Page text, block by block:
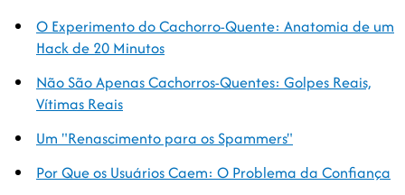
O Experimento do Cachorro-Quente: Anatomia de um
Hack de 20 Minutos
Não São Apenas Cachorros-Quentes: Golpes Reais,
Vítimas Reais
Um "Renascimento para os Spammers"
Por Que os Usuários Caem: O Problema da Confiança